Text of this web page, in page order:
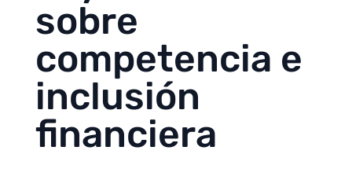
sobre
competencia e
inclusión
financiera